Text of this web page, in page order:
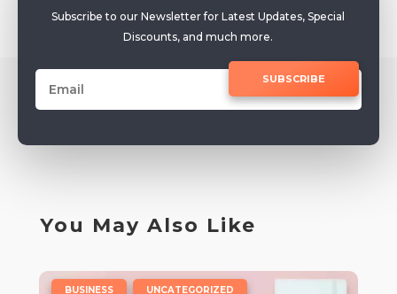
Subscribe to our Newsletter for Latest Updates, Special
Discounts, and much more.
SUBSCRIBE
You May Also Like
BUSINESS UNCATEGORIZED